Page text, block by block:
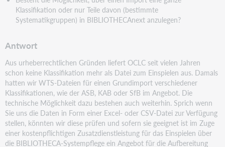
Klassifikation oder nur Teile davon (bestimmte
Systematikgruppen) in BIBLIOTHECAnext anzulegen?
Antwort
Aus urheberrechtlichen Gründen liefert OCLC seit vielen Jahren
schon keine Klassifikation mehr als Datei zum Einspielen aus. Damals
hatten wir WTS-Dateien für einen Grundimport verschiedener
Klassifikationen, wie der ASB, KAB oder SfB im Angebot. Die
technische Möglichkeit dazu bestehen auch weiterhin. Sprich wenn
Sie uns die Daten in Form einer Excel- oder CSV-Datei zur Verfügung
stellen, könnten wir diese prüfen und sofern sie geeignet ist im Zuge
einer kostenpflichtigen Zusatzdienstleistung für das Einspielen über
die BIBLIOTHECA-Systempflege ein Angebot für die Aufbereitung